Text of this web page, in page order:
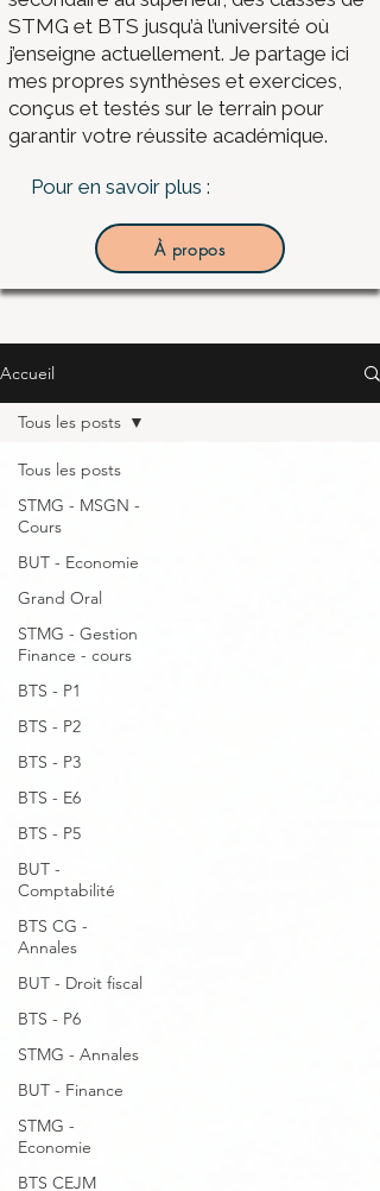
STMG et BTS jusqu’à l’université où
j’enseigne actuellement. Je partage ici
mes propres synthèses et exercices,
conçus et testés sur le terrain pour
garantir votre réussite académique.
Pour en savoir plus :
À propos
Accueil
Tous les posts
STMG - MSGN -
Cours
BUT - Economie
Grand Oral
STMG - Gestion
Finance - cours
BTS - P1
BTS - P2
BTS - P3
BTS - E6
BTS - P5
BUT -
Comptabilité
BTS CG -
Annales
BUT - Droit fiscal
BTS - P6
STMG - Annales
BUT - Finance
STMG -
Economie
BTS CEJM
Tous les posts